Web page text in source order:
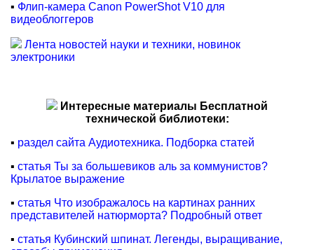
▪ Флип-камера Canon PowerShot V10 для
видеоблоггеров
Лента новостей науки и техники, новинок
электроники
Интересные материалы Бесплатной
технической библиотеки:
▪ раздел сайта Аудиотехника. Подборка статей
▪ статья Ты за большевиков аль за коммунистов?
Крылатое выражение
▪ статья Что изображалось на картинах ранних
представителей натюрморта? Подробный ответ
▪ статья Кубинский шпинат. Легенды, выращивание,